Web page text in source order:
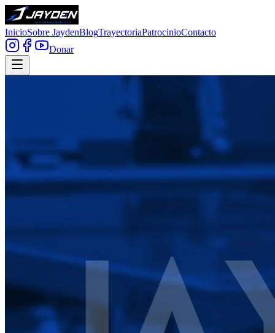
InicioSobre JaydenBlogTrayectoriaPatrocinioContacto
Donar